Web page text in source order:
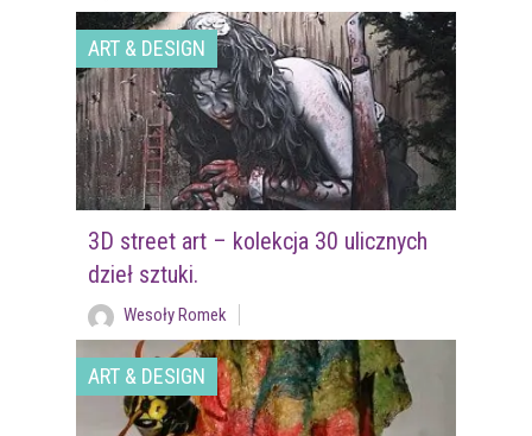
ART & DESIGN
3D street art – kolekcja 30 ulicznych
dzieł sztuki.
Wesoły Romek
ART & DESIGN